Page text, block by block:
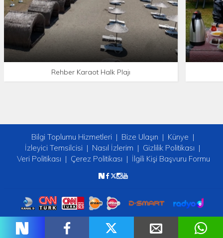
Rehber Karaot Halk Plajı
Bilgi Toplumu Hizmetleri Bize Ulaşın
Künye
İzleyici Temsilcisi
Nasıl İzlerim
Gizlilik Politikası
Veri Politikası
Çerez Politikası İlgili Kişi Başvuru Formu